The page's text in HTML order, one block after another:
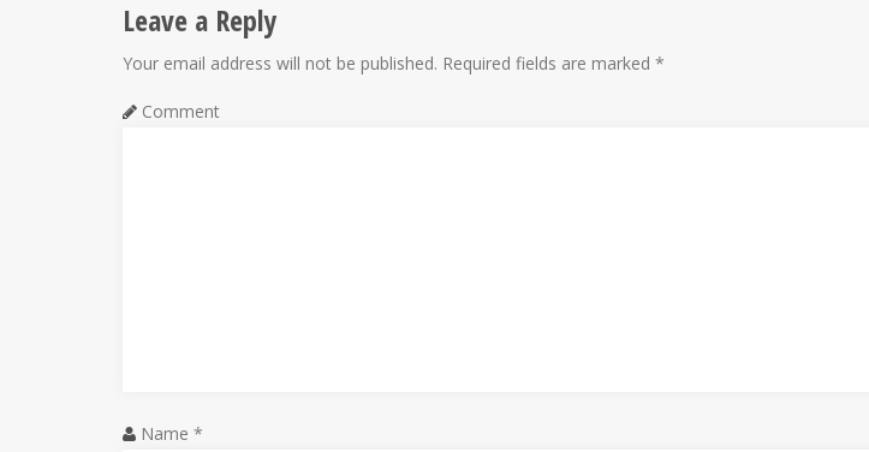
t
n
a
i
Leave a Reply
Your email address will not be published. Required fields are marked *
Comment
Name *